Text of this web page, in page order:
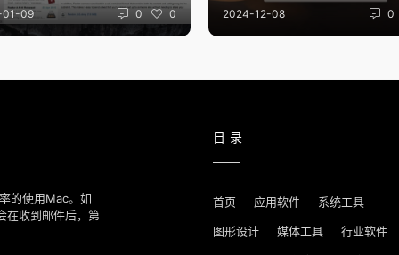
09 0 0 2024-12-08 0
的使用Mac。如
在收到邮件后，第
目录
首页 应用软件 系统工具
图形设计 媒体工具 行业软件